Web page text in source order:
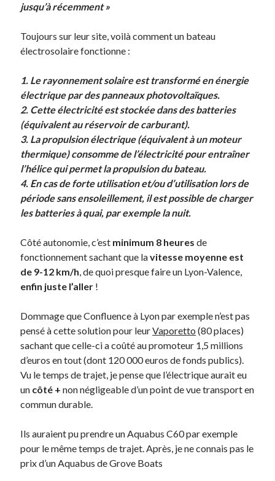
jusqu’à récemment »
Toujours sur leur site, voilà comment un bateau
électrosolaire fonctionne :
1. Le rayonnement solaire est transformé en énergie
électrique par des panneaux photovoltaïques.
2. Cette électricité est stockée dans des batteries
(équivalent au réservoir de carburant).
3. La propulsion électrique (équivalent à un moteur
thermique) consomme de l’électricité pour entraîner
l’hélice qui permet la propulsion du bateau.
4. En cas de forte utilisation et/ou d’utilisation lors de
période sans ensoleillement, il est possible de charger
les batteries à quai, par exemple la nuit.
Côté autonomie, c’est minimum 8 heures de
fonctionnement sachant que lavitesse moyenne est
de 9-12 km/h, de quoi presque faire un Lyon-Valence,
enfin juste l’aller !
Dommage que Confluence à Lyon par exemple n’est pas
pensé à cette solution pour leurVaporetto (80 places)
sachant que celle-ci a coûté au promoteur 1,5 millions
d’euros en tout (dont 120 000 euros de fonds publics).
Vu le temps de trajet, je pense que l’électrique aurait eu
un côté + non négligeable d’un point de vue transport en
commun durable.
Ils auraient pu prendre un Aquabus C60 par exemple
pour le même temps de trajet. Après, je ne connais pas le
prix d’un Aquabus de Grove Boats